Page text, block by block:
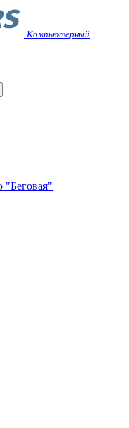
Компьютерный
"Беговая"